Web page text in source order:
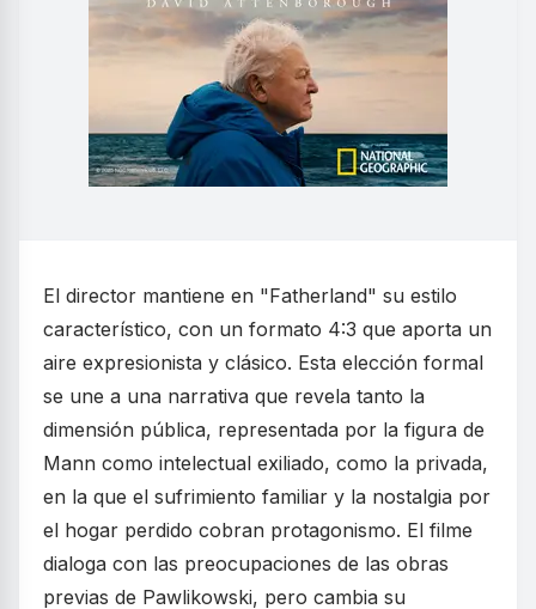
El director mantiene en "Fatherland" su estilo
característico, con un formato 4:3 que aporta un
aire expresionista y clásico. Esta elección formal
se une a una narrativa que revela tanto la
dimensión pública, representada por la figura de
Mann como intelectual exiliado, como la privada,
en la que el sufrimiento familiar y la nostalgia por
el hogar perdido cobran protagonismo. El filme
dialoga con las preocupaciones de las obras
previas de Pawlikowski, pero cambia su